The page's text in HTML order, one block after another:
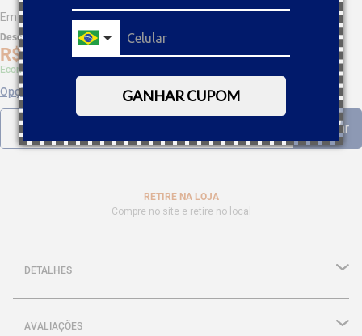
GANHAR CUPOM
Em até 10,46sem juros
Desc. de
R$
Economize 5% à vista com Boleto, PIX
Opções de parcelamento
RETIRE NA LOJA
Compre no site e retire no local
DETALHES
AVALIAÇÕES